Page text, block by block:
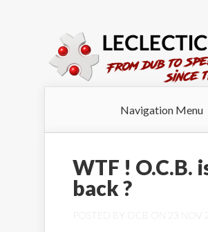
Navigation Menu
WTF ! O.C.B.
back ?
POSTED BY OCB ON 23 NOV